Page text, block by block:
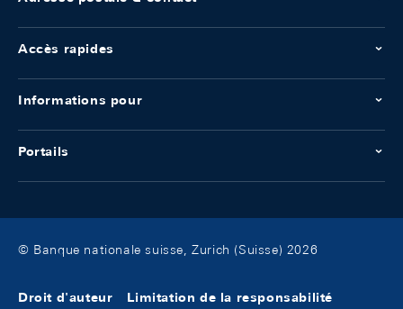
Accès rapides
Informations pour
Portails
© Banque nationale suisse, Zurich (Suisse) 2026
Droit d'auteur Limitation de la responsabilité